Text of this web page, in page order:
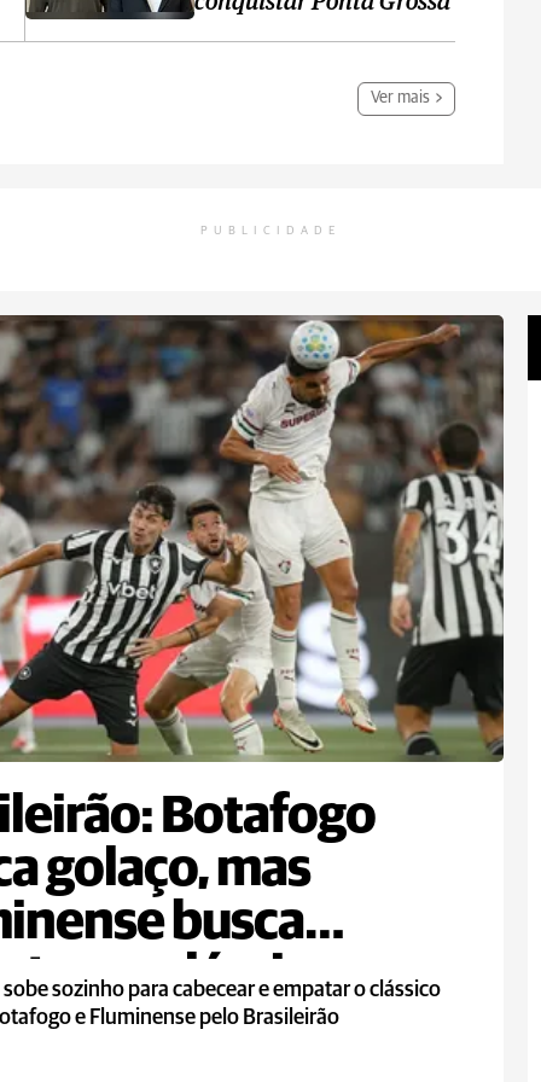
Ver mais
PUBLICIDADE
Botafogo
golaço, mas
busca
em clássico
sozinho para cabecear e empatar o clássico
e Fluminense pelo Brasileirão